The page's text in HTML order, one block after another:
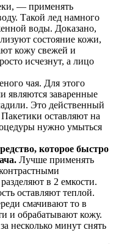
— применять
Такой лед намного
воды. Доказано,
состояние кожи,
кожу свежей и
исчезнут, а лицо
чая. Для этого
являются заваренные
Это действенный
Пакетики оставляют на
нужно умыться
которое быстро
Лучше применять
в 2 емкости.
оставляют теплой.
смачивают то в
и обрабатывают кожу.
несколько минут снять